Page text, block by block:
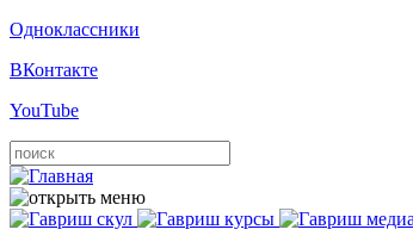
Одноклассники
ВКонтакте
YouTube